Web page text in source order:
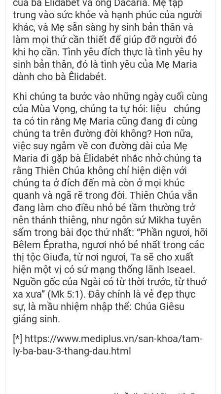
trung vào sức khỏe và hạnh phúc của người
khác, và Mẹ sẵn sàng hy sinh bản thân và
làm mọi thứ cần thiết để giúp đỡ người đó
khi họ cần. Tình yêu đích thực là tình yêu hy
sinh bản thân, đó là tình yêu của Mẹ Maria
dành cho bà Êlidabét.
Khi chúng ta bước vào những ngày cuối cùng
của Mùa Vọng, chúng ta tự hỏi: liệu chúng
ta có tin rằng Mẹ Maria cũng đang đi cùng
chúng ta trên đường đời không? Hơn nữa,
việc suy ngẫm về con đường dài của Mẹ
Maria đi gặp bà Êlidabét nhắc nhở chúng ta
rằng Thiên Chúa không chỉ hiện diện với
chúng ta ở đích đến mà còn ở mọi khúc
quanh và ngã rẽ trong đời. Thiên Chúa vẫn
đang làm cho điều nhỏ bé tầm thường trở
nên thánh thiêng, như ngôn sứ Mikha tuyên
sấm trong bài đọc thứ nhất: “Phần ngươi, hỡi
Bêlem Épratha, ngươi nhỏ bé nhất trong các
thị tộc Giuđa, từ nơi ngươi, Ta sẽ cho xuất
hiện một vị có sứ mạng thống lãnh Iseael.
Nguồn gốc của Ngài có từ thời trước, từ thuở
xa xưa” (Mk 5:1). Đây chính là vẻ đẹp thực
sự, là mầu nhiệm nhập thể: Chúa Giêsu
giáng sinh.
[*] https://www.mediplus.vn/san-khoa/tam-
ly-ba-bau-3-thang-dau.html